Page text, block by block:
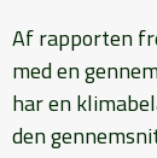
Af rapporten
med en
har en
den